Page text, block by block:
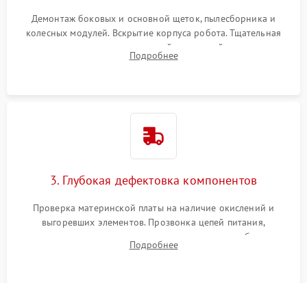
Демонтаж боковых и основной щеток, пылесборника и
колесных модулей. Вскрытие корпуса робота. Тщательная
очистка внутренних полостей, шестерней и плат от
скопившейся пыли, волос и шерсти животных с
Подробнее
3. Глубокая дефектовка компонентов
Проверка материнской платы на наличие окислений и
выгоревших элементов. Прозвонка цепей питания,
тестирование приводных моторов колес и турбины
всасывания. Оценка состояния оптических и инфракрасных
Подробнее